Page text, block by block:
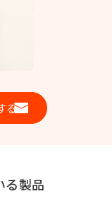
る
る製品